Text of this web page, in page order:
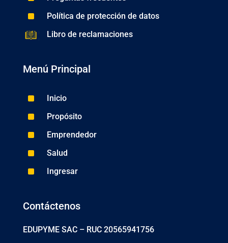
^
Política de protección de datos
Libro de reclamaciones
Menú Principal
^ Inicio
^ Propósito
^ Emprendedor
^ Salud
^ Ingresar
Contáctenos
EDUPYME SAC – RUC 20565941756